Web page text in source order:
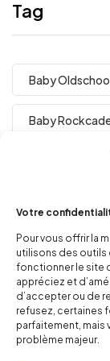
Votre
Pour vous offrir la
utilisons des outils
fonctionner le site
appréciez et
d’accepter ou de
refusez, certaines
parfaitement, mais
problème majeur.
Tag
Baby
Baby
Code
Concours
Giveaway